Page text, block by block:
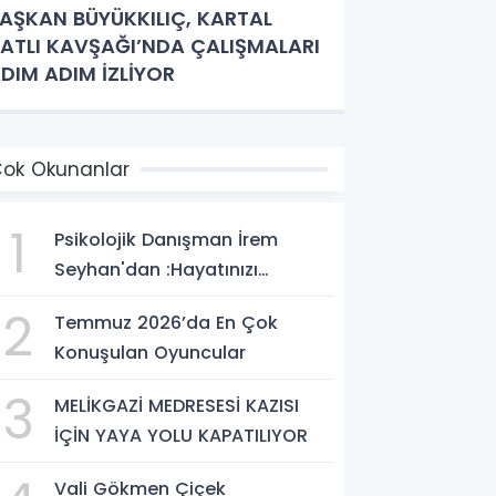
BÜYÜKKILIÇ, KARTAL
KAVŞAĞI’NDA ÇALIŞMALARI
ADIM İZLİYOR
Okunanlar
1
Psikolojik Danışman İrem
Seyhan'dan :Hayatınızı
Potansiyelinizi Keşfetmek İçin
İlk Adımı Atın!
2
Temmuz 2026’da En Çok
Konuşulan Oyuncular
3
MELİKGAZİ MEDRESESİ KAZISI
İÇİN YAYA YOLU KAPATILIYOR
Vali Gökmen Çiçek